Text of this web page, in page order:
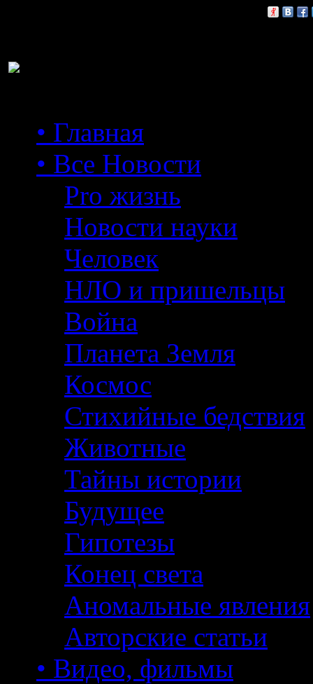
• Главная
• Все Новости
Pro жизнь
Новости науки
Человек
НЛО и пришельцы
Война
Планета Земля
Космос
Стихийные бедствия
Животные
Тайны истории
Будущее
Гипотезы
Конец света
Аномальные явления
Авторские статьи
• Видео, фильмы